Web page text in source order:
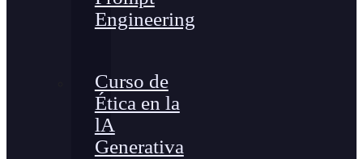
Engineering
Curso de
Ética en la
lA
Generativa